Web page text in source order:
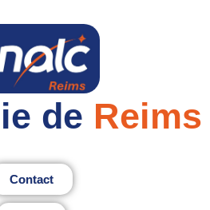
de Reims
Contact